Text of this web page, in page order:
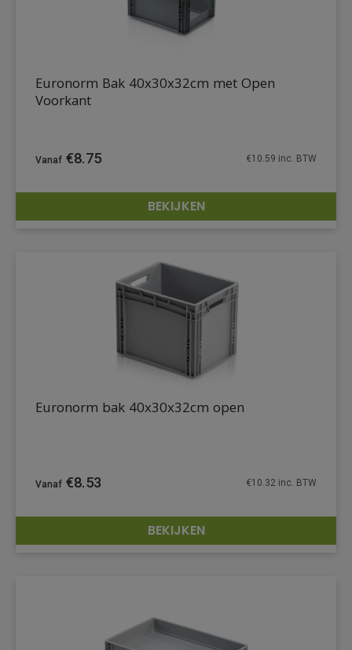
DETAILS
Euronorm Bak 40x30x32cm met Open
Voorkant
€8.75 €10.59 inc. BTW
BEKIJKEN
DETAILS
Euronorm bak 40x30x32cm open
€8.53 €10.32 inc. BTW
BEKIJKEN